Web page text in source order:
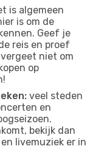
is algemeen
is om de
Geef je
reis en proef
niet om
op
veel steden
en
bekijk dan
livemuziek er in